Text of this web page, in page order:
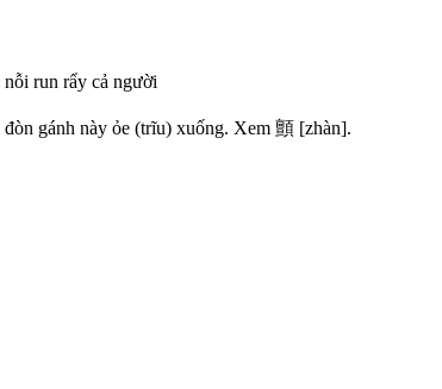
nỗi run rẩy cả người
đòn gánh này ỏe (trĩu) xuống. Xem 顫 [zhàn].